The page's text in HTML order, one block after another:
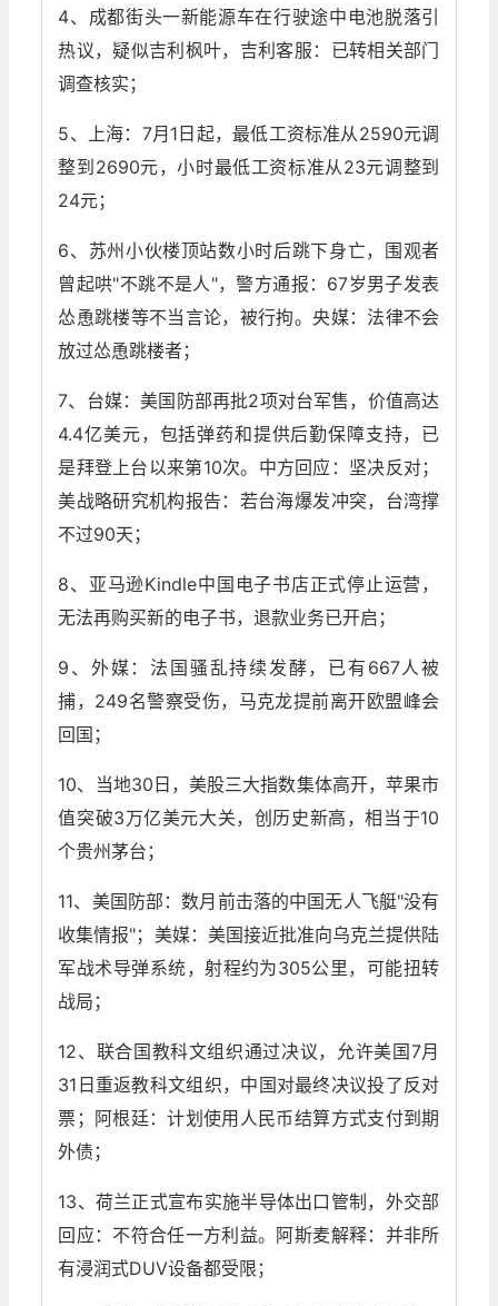
4、成都街头一新能源车在行驶途中电池脱落引
热议，疑似吉利枫叶，吉利客服：已转相关部门
调查核实；
5、上海：7月1日起，最低工资标准从2590元调
整到2690元，小时最低工资标准从23元调整到
24元；
6、苏州小伙楼顶站数小时后跳下身亡，围观者
曾起哄"不跳不是人"，警方通报：67岁男子发表
怂恿跳楼等不当言论，被行拘。央媒：法律不会
放过怂恿跳楼者；
7、台媒：美国防部再批2项对台军售，价值高达
4.4亿美元，包括弹药和提供后勤保障支持，已
是拜登上台以来第10次。中方回应：坚决反对；
美战略研究机构报告：若台海爆发冲突，台湾撑
不过90天；
8、亚马逊Kindle中国电子书店正式停止运营，
无法再购买新的电子书，退款业务已开启；
9、外媒：法国骚乱持续发酵，已有667人被
捕，249名警察受伤，马克龙提前离开欧盟峰会
回国；
10、当地30日，美股三大指数集体高开，苹果市
值突破3万亿美元大关，创历史新高，相当于10
个贵州茅台；
11、美国防部：数月前击落的中国无人飞艇"没有
收集情报"；美媒：美国接近批准向乌克兰提供陆
军战术导弹系统，射程约为305公里，可能扭转
战局；
12、联合国教科文组织通过决议，允许美国7月
31日重返教科文组织，中国对最终决议投了反对
票；阿根廷：计划使用人民币结算方式支付到期
外债；
13、荷兰正式宣布实施半导体出口管制，外交部
回应：不符合任一方利益。阿斯麦解释：并非所
有浸润式DUV设备都受限；